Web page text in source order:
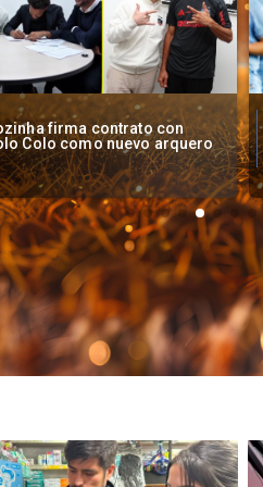
cae por penales ante
Juniors en Copa